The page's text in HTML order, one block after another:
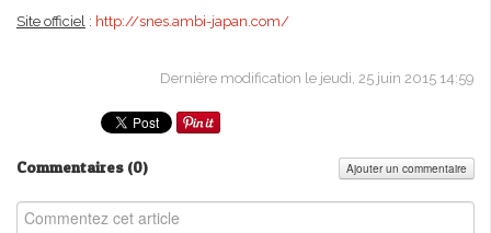
Site officiel : http://snes.ambi-japan.com/
Dernière modification le jeudi, 25 juin 2015 14:59
Commentaires (0) Ajouter un commentaire